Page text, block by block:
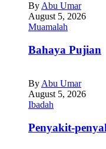
ByAbu Umar
August 5, 2026
Muamalah
Bahaya Pujian
By Abu Umar
August 5, 2026
Ibadah
Penyakit-